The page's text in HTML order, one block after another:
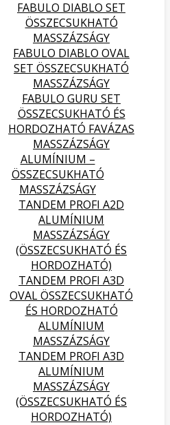
FABULO DIABLO SET
ÖSSZECSUKHATÓ
MASSZÁZSÁGY
FABULO DIABLO OVAL
SET ÖSSZECSUKHATÓ
MASSZÁZSÁGY
FABULO GURU SET
ÖSSZECSUKHATÓ ÉS
HORDOZHATÓ FAVÁZAS
MASSZÁZSÁGY
ALUMÍNIUM –
ÖSSZECSUKHATÓ
MASSZÁZSÁGY
TANDEM PROFI A2D
ALUMÍNIUM
MASSZÁZSÁGY
(ÖSSZECSUKHATÓ ÉS
HORDOZHATÓ)
TANDEM PROFI A3D
OVAL ÖSSZECSUKHATÓ
ÉS HORDOZHATÓ
ALUMÍNIUM
MASSZÁZSÁGY
TANDEM PROFI A3D
ALUMÍNIUM
MASSZÁZSÁGY
(ÖSSZECSUKHATÓ ÉS
HORDOZHATÓ)